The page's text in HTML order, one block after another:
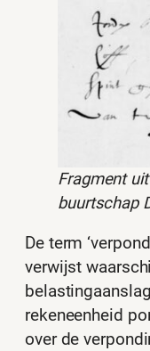
Fragment
buurtschap
De term
verwijst
rekeneenheid
over de